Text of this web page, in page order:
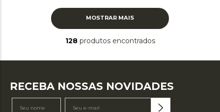
MOSTRAR MAIS
128 produtos
RECEBA NOSSAS NOVIDADES